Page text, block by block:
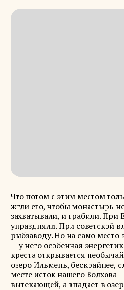
Что потом с этим местом
жгли его, чтобы монастырь
захватывали, и грабили. При
упраздняли. При советской
рыбзаводу. Но на само место
— у него особенная
креста открывается
озеро Ильмень, бескрайнее,
месте исток нашего Волхова
вытекающей, а впадает в